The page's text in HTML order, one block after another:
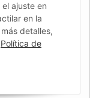
ajuste en
en la
detalles,
Política de
para remolques
en Alemania.
locales.